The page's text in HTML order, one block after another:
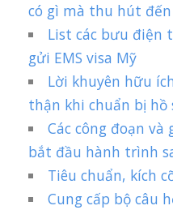
có gì mà thu hút đến
List các bưu điện
gửi EMS visa Mỹ
Lời khuyên hữu
thận khi chuẩn bị hồ
Các công đoạn
bắt đầu hành trình
Tiêu chuẩn, kích
Cung cấp bộ câu